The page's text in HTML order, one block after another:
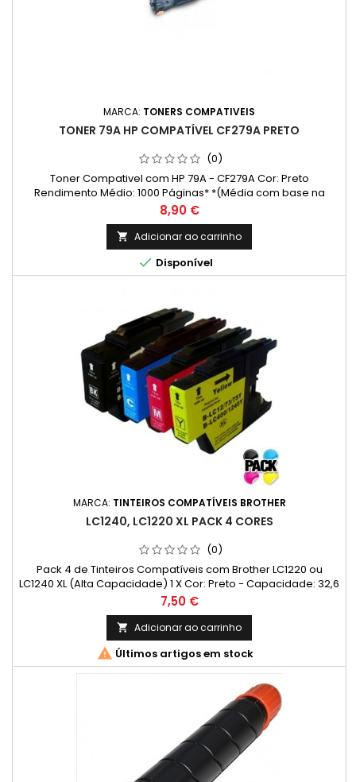
MARCA: TONERS COMPATIVEIS
TONER 79A HP COMPATÍVEL CF279A PRETO
(0)
Toner Compativel com HP 79A - CF279A Cor: Preto
Rendimento Médio: 1000 Páginas* *(Média com base na
norma ISO/IEC 24711 e impressão contínua. O rendimento real
varia consideravelmente com base no conteúdo das
páginas impressas e noutros factores.)
Preço
8,90 €
 Adicionar ao carrinho
 Disponível
MARCA: TINTEIROS COMPATÍVEIS BROTHER
LC1240, LC1220 XL PACK 4 CORES
(0)
Pack 4 de Tinteiros Compatíveis com Brother LC1220 ou
LC1240 XL (Alta Capacidade) 1 X Cor: Preto - Capacidade: 32,6
ml 1 X Cor: Ciano - Capacidade: 16,6 ml 1 X Cor: Magenta
- Capacidade: 16,6 ml 1 X Cor: Amarelo - Capacidade: 16,6 ml
Preço
7,50 €
 Adicionar ao carrinho
 Últimos artigos em stock